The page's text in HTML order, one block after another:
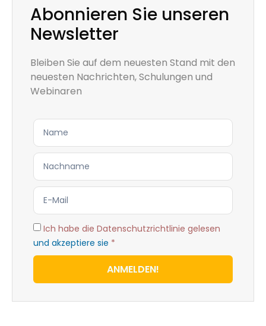
Abonnieren Sie unseren
Newsletter
Bleiben Sie auf dem neuesten Stand mit den
neuesten Nachrichten, Schulungen und
Webinaren
Ich habe die Datenschutzrichtlinie gelesen
und akzeptiere sie *
ANMELDEN!